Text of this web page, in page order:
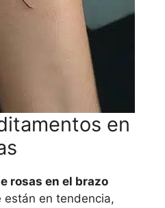
en
rosas en el brazo
en tendencia,